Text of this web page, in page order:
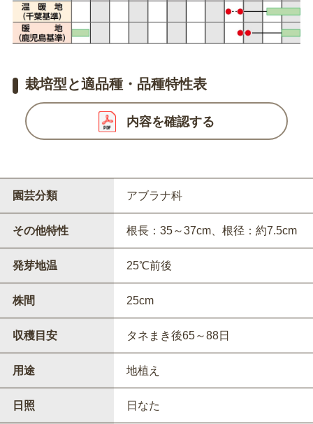
栽培型と適品種・品種特性表
内容を確認する
園芸分類 アブラナ科
その他特性 根長：35～37cm、根径：約7.5cm
発芽地温 25℃前後
株間 25cm
収穫目安 タネまき後65～88日
用途 地植え
日照 日なた